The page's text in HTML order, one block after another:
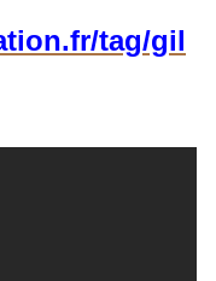
tag/gil